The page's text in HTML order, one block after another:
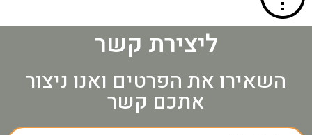
ליצירת קשר
השאירו את הפרטים ואנו ניצור
אתכם קשר